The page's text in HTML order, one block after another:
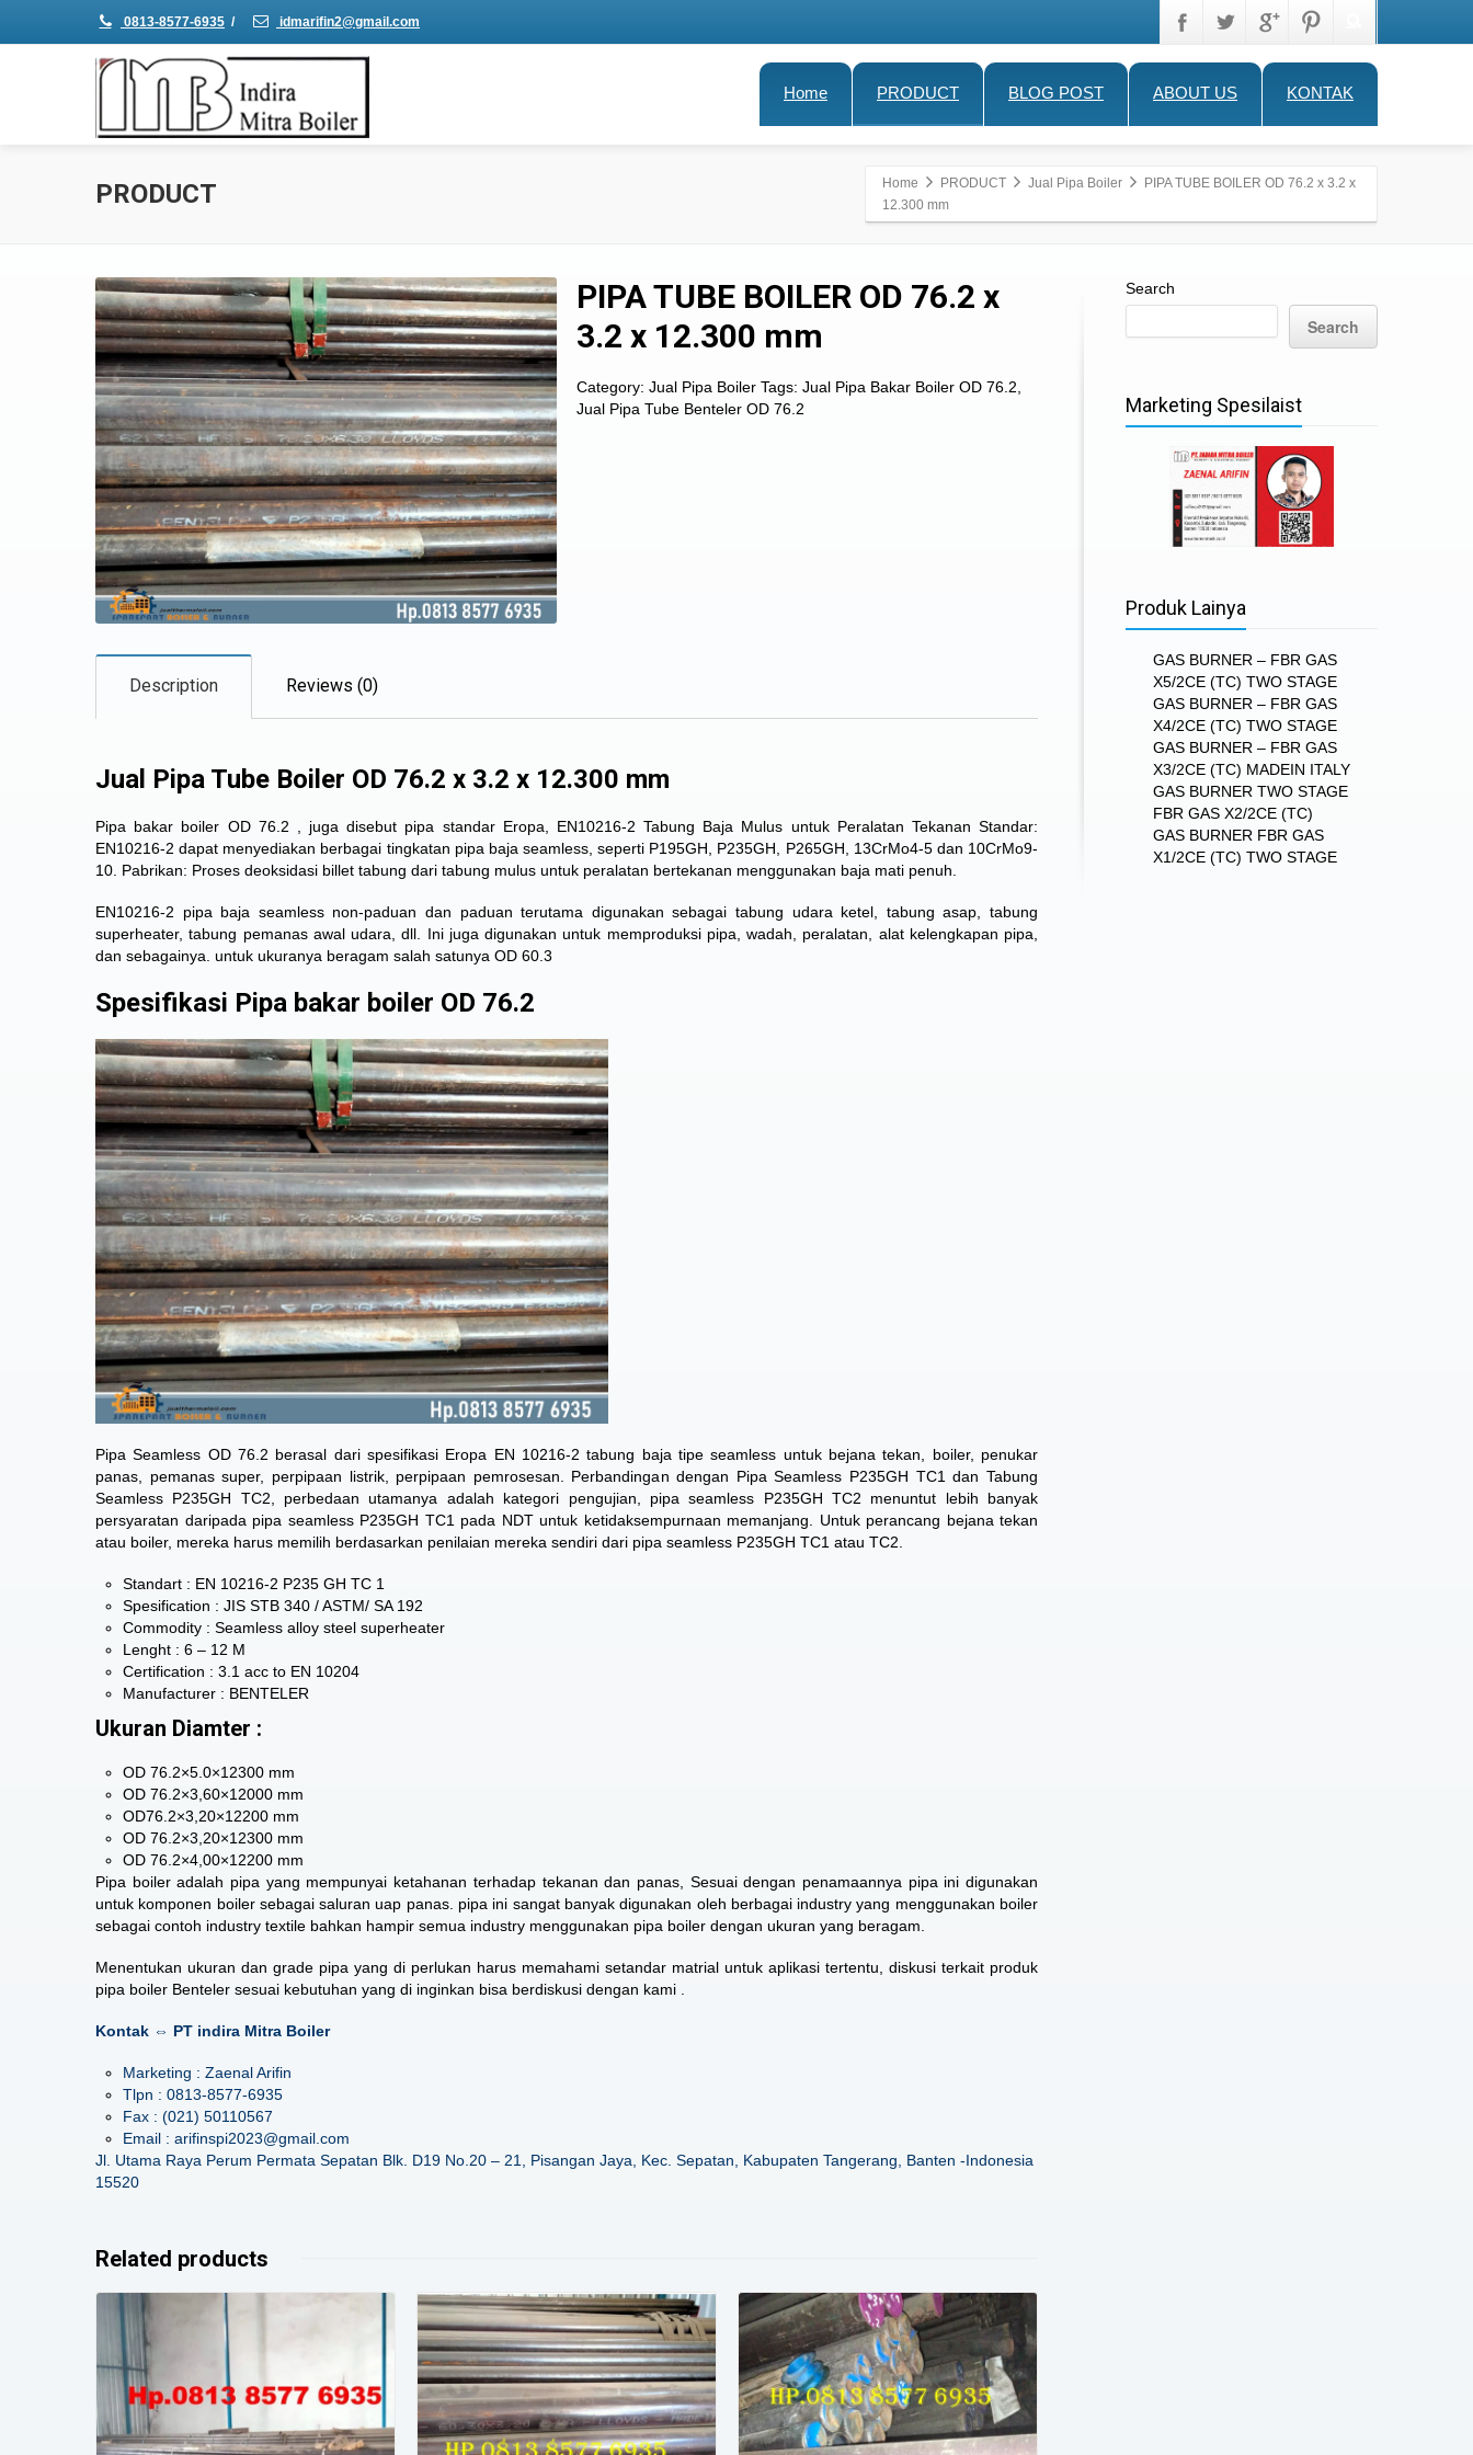
0813-8577-6935 / idmarifin2@gmail.com
Home PRODUCT BLOG POST ABOUT US KONTAK
PRODUCT Home PRODUCT Jual Pipa Boiler
PIPA TUBE BOILER OD 76.2 x 3.2 x
12.300 mm
PIPA TUBE BOILER OD 76.2 x
3.2 x 12.300 mm
Category:Jual Pipa Boiler Tags:Jual Pipa Bakar Boiler OD 76.2
Jual Pipa Tube Benteler OD 76.2
Description Reviews (0)
Jual Pipa Tube Boiler OD 76.2 x 3.2 x 12.300 mm
Pipa bakar boiler OD 76.2
, juga disebut pipa standar Eropa, EN10216-2 Tabung Baja Mulus untuk Peralatan Tekanan Standar:
EN10216-2 dapat menyediakan berbagai tingkatan pipa baja seamless, seperti P195GH, P235GH, P265GH, 13CrMo4-5 dan 10CrMo9-
10. Pabrikan: Proses deoksidasi billet tabung dari tabung mulus untuk peralatan bertekanan menggunakan baja mati penuh.
EN10216-2 pipa baja seamless non-paduan dan paduan terutama digunakan sebagai tabung udara ketel, tabung asap, tabung
superheater, tabung pemanas awal udara, dll. Ini juga digunakan untuk memproduksi pipa, wadah, peralatan, alat kelengkapan pipa,
dan sebagainya. untuk ukuranya beragam salah satunya OD 60.3
Spesifikasi Pipa bakar boiler OD 76.2
Pipa Seamless OD 76.2 berasal dari spesifikasi Eropa EN 10216-2 tabung baja tipe seamless untuk bejana tekan, boiler, penukar
panas, pemanas super, perpipaan listrik, perpipaan pemrosesan. Perbandingan dengan Pipa Seamless P235GH TC1 dan Tabung
Seamless P235GH TC2, perbedaan utamanya adalah kategori pengujian, pipa seamless P235GH TC2 menuntut lebih banyak
persyaratan daripada pipa seamless P235GH TC1 pada NDT untuk ketidaksempurnaan memanjang. Untuk perancang bejana tekan
atau boiler, mereka harus memilih berdasarkan penilaian mereka sendiri dari pipa seamless P235GH TC1 atau TC2.
Standart : EN 10216-2 P235 GH TC 1
Spesification : JIS STB 340 / ASTM/ SA 192
Commodity : Seamless alloy steel superheater
Lenght : 6 – 12 M
Certification : 3.1 acc to EN 10204
Manufacturer : BENTELER
Ukuran Diamter :
OD 76.2×5.0×12300 mm
OD 76.2×3,60×12000 mm
OD76.2×3,20×12200 mm
OD 76.2×3,20×12300 mm
OD 76.2×4,00×12200 mm
Pipa boiler adalah pipa yang mempunyai ketahanan terhadap tekanan dan panas, Sesuai dengan penamaannya pipa ini digunakan
untuk komponen boiler sebagai saluran uap panas. pipa ini sangat banyak digunakan oleh berbagai industry yang menggunakan boiler
sebagai contoh industry textile bahkan hampir semua industry menggunakan pipa boiler dengan ukuran yang beragam.
Menentukan ukuran dan grade pipa yang di perlukan harus memahami setandar matrial untuk aplikasi tertentu, diskusi terkait produk
pipa boiler Benteler sesuai kebutuhan yang di inginkan bisa berdiskusi dengan kami .
Kontak ⇔ PT indira Mitra Boiler
Marketing : Zaenal Arifin
Tlpn : 0813-8577-6935
Fax : (021) 50110567
Email : arifinspi2023@gmail.com
Jl. Utama Raya Perum Permata Sepatan Blk. D19 No.20 – 21, Pisangan Jaya, Kec. Sepatan, Kabupaten Tangerang, Banten -Indonesia
15520
Related products
Details Details Details
Search
Search
Marketing Spesilaist
Produk Lainya
GAS BURNER – FBR GAS
X5/2CE (TC) TWO STAGE
GAS BURNER – FBR GAS
X4/2CE (TC) TWO STAGE
GAS BURNER – FBR GAS
X3/2CE (TC) MADEIN ITALY
GAS BURNER TWO STAGE
FBR GAS X2/2CE (TC)
GAS BURNER FBR GAS
X1/2CE (TC) TWO STAGE